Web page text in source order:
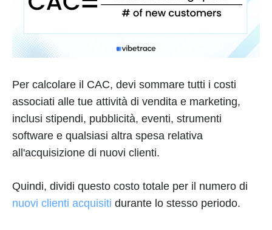
Per calcolare il CAC, devi sommare tutti i costi
associati alle tue attività di vendita e marketing,
inclusi stipendi, pubblicità, eventi, strumenti
software e qualsiasi altra spesa relativa
all'acquisizione di nuovi clienti.
Quindi, dividi questo costo totale per il numero di
nuovi clienti acquisiti durante lo stesso periodo.